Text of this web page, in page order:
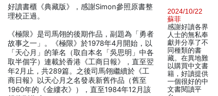
好讀書櫃《典藏版》，感謝Simon參照原書整
理校正過。
《極限》是司馬翎的後期作品，副題為「勇者
故事之一」。《極限》於1978年4月開始，以
「天心月」的筆名（取自本名「吳思明」中各
取半個字）連載於香港《工商日報》，直至翌
年2月止，共289篇。之後司馬翎繼續於《工
商日報》以天心月之名發表新舊作品（舊至
1960年的《金縷衣》），直至1984年12月該
2024/10/22
蘇菲
感謝好讀各界
人士的無私奉
獻并分享了不
同種類的書
藏。在異地難
以購買中文書
籍，好讀提供
一個很好的中
文書閱讀平